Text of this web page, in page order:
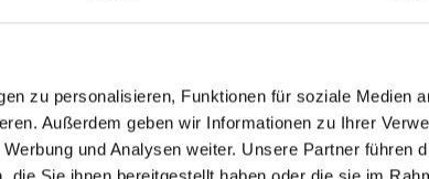
zu personalisieren, Funktionen für soziale Medien
Außerdem geben wir Informationen zu Ihrer
und Analysen weiter. Unsere Partner führen